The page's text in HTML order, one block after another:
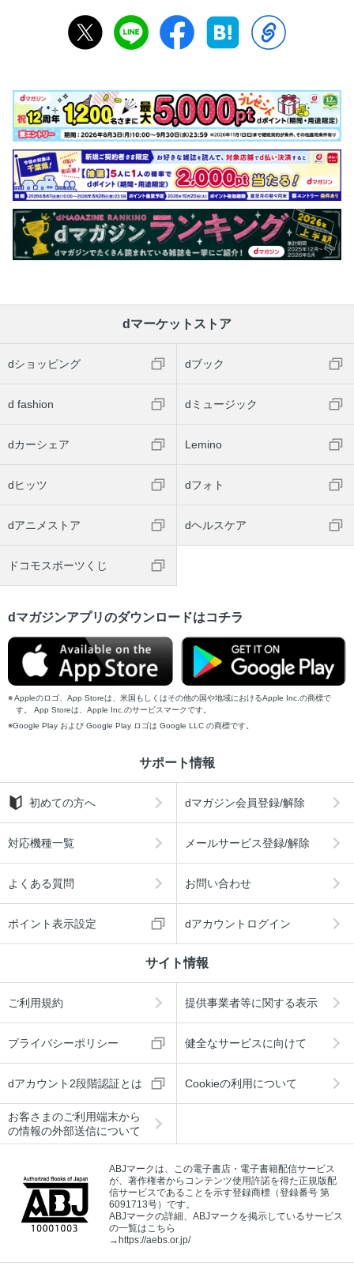
dマーケットストア
dショッピング dブック
d fashion dミュージック
dカーシェア Lemino
dヒッツ dフォト
dアニメストア dヘルスケア
ドコモスポーツくじ
dマガジンアプリのダウンロードはコチラ
Appleのロゴ、App Storeは、米国もしくはその他の国や地域におけるApple Inc.の商標で
す。 App Storeは、Apple Inc.のサービスマークです。
Google Play および Google Play ロゴは Google LLC の商標です。
サポート情報
初めての方へ dマガジン会員登録/解除
対応機種一覧 メールサービス登録/解除
よくある質問 お問い合わせ
ポイント表示設定 dアカウントログイン
サイト情報
ご利用規約 提供事業者等に関する表示
プライバシーポリシー 健全なサービスに向けて
dアカウント2段階認証とは Cookieの利用について
お客さまのご利用端末から
の情報の外部送信について
ABJマークは、この電子書店・電子書籍配信サービス
が、著作権者からコンテンツ使用許諾を得た正規版配
信サービスであることを示す登録商標（登録番号 第
6091713号）です。
ABJマークの詳細、ABJマークを掲示しているサービス
の一覧はこちら
→https://aebs.or.jp/